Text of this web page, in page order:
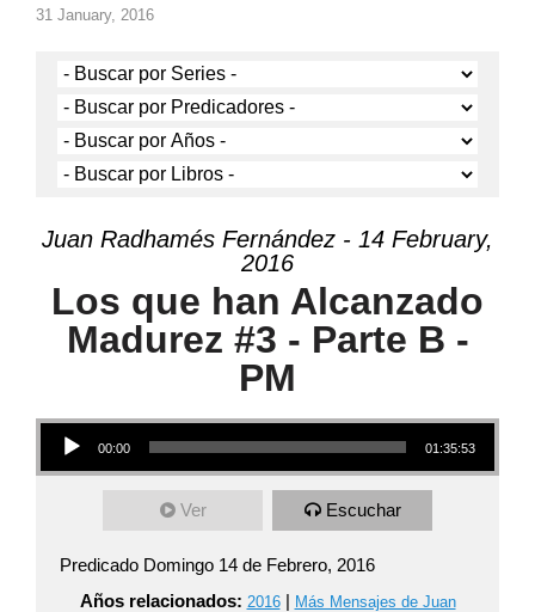
31 January, 2016
Juan Radhamés Fernández - 14 February,
2016
Los que han Alcanzado
Madurez #3 - Parte B -
PM
Audio Player
00:00 01:35:53
Ver Escuchar
Predicado Domingo 14 de Febrero, 2016
Años relacionados: 2016| Más Mensajes de Juan